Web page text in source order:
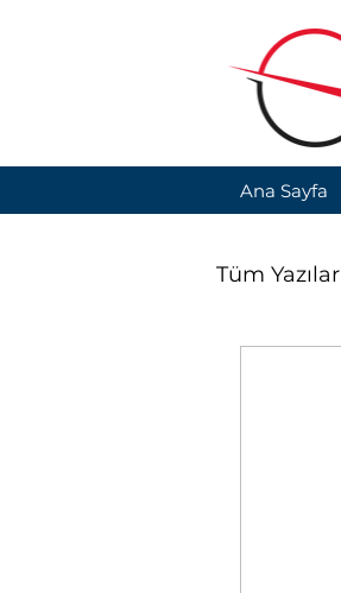
Ana Sayfa
Tüm Yazılar